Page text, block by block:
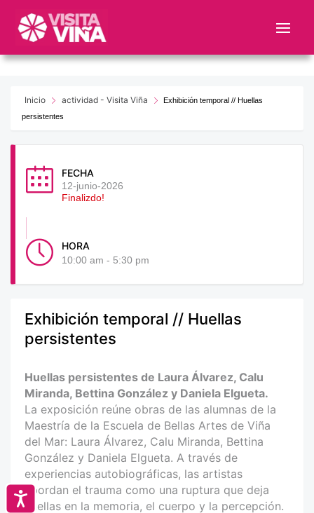
este
web
sistema
Accesibilidad
Inicio actividad - Visita Viña
Exhibición temporal // Huellas
persistentes
FECHA
12-junio-2026
Finalizdo!
HORA
10:00 am - 5:30 pm
Exhibición temporal // Huellas
persistentes
Huellas persistentes de Laura Álvarez, Calu
Miranda, Bettina González y Daniela Elgueta.
La exposición reúne obras de las alumnas de la
Maestría de la Escuela de Bellas Artes de Viña
del Mar: Laura Álvarez, Calu Miranda, Bettina
González y Daniela Elgueta. A través de
experiencias autobiográficas, las artistas
abordan el trauma como una ruptura que deja
huellas en la memoria, el cuerpo y la percepción.